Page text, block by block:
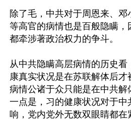
除了毛，中共对于周恩来、
等高官的病情也是百般隐瞒
都牵涉著政治权力的争斗。
从中共隐瞒高层病情的历史看
康真实状况是在苏联解体后
病情公诸于众只能是在中共解
一点是，习的健康状况对于中